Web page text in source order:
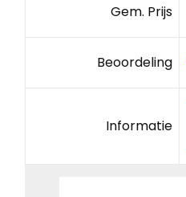
Gem. Prijs
Beoordeling
Informatie